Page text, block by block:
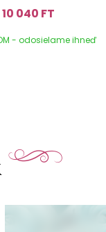
10 040 FT
- odosielame ihneď